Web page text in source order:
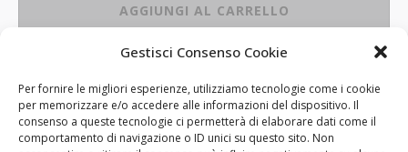
Gestisci Consenso Cookie
Per fornire le migliori esperienze, utilizziamo tecnologie come i cookie
per memorizzare e/o accedere alle informazioni del dispositivo. Il
consenso a queste tecnologie ci permetterà di elaborare dati come il
comportamento di navigazione o ID unici su questo sito. Non
AGGIUNGI AL CARRELLO
Un consiglio?
Prova i nostri Mini-Bud, disponibili di ogni strain,
fiori profumatissimi e ricchi di principio attivo,